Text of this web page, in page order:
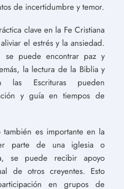
de incertidumbre y temor.
clave en la Fe Cristiana
el estrés y la ansiedad.
se puede encontrar paz y
la lectura de la Biblia y
las Escrituras pueden
y guía en tiempos de
también es importante en la
parte de una iglesia o
se puede recibir apoyo
de otros creyentes. Esto
en grupos de